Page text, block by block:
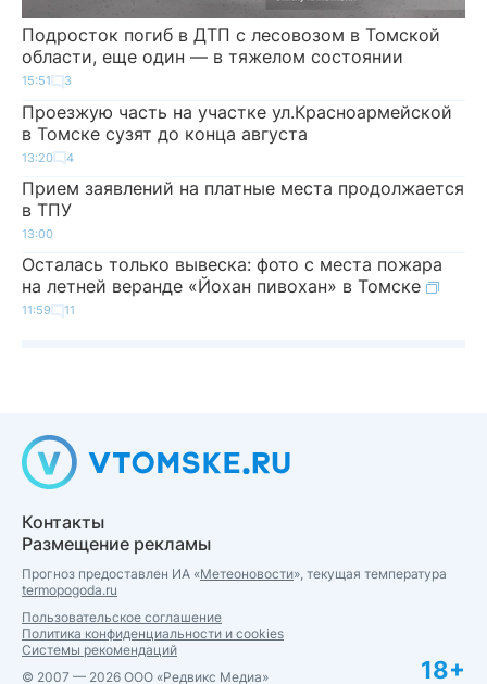
Подросток погиб в ДТП с лесовозом в Томской
области, еще один — в тяжелом состоянии
15:51 3
Проезжую часть на участке ул.Красноармейской
в Томске сузят до конца августа
13:20 4
Прием заявлений на платные места продолжается
в ТПУ
13:00
Осталась только вывеска: фото с места пожара
на летней веранде «Йохан пивохан» в Томске
11:59 11
Контакты
Размещение рекламы
Прогноз предоставлен ИА «Метеоновости», текущая температура
termopogoda.ru
Пользовательское соглашение
Политика конфиденциальности и cookies
Системы рекомендаций
© 2007 — 2026 ООО «Редвикс Медиа»
18+